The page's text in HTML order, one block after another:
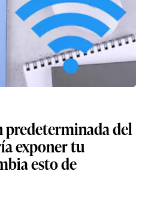
del
exponer tu
esto de